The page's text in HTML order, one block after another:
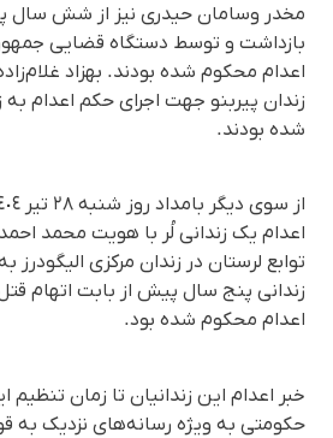
مخدر وسامان حیدری نیز از شش سال
بازداشت و توسط دستگاه قضایی
اعدام محکوم شده بودند. بهزاد
زندان پیربنو جهت اجرای حکم اعدام به
شده بودند.
اعدام یک زندانی لُر با هویت محمد
توابع لرستان در زندان مرکزی الیگودرز
زندانی پنج سال پیش از بابت اتهام
اعدام محکوم شده بود.
خبر اعدام این زندانیان تا زمان تنظیم
حکومتی به ویژه رسانه‌های نزدیک به